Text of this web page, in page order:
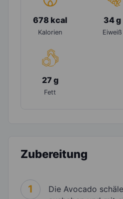
678 kcal
Kalorien
34 g
Eiweiß
27 g
Fett
Zubereitung
1
Die Avocado